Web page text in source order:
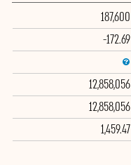
187,600
-172.69
12,858,056
12,858,056
1,459.47